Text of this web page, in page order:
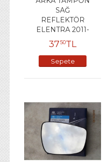
SAĞ
REFLEKTÖR
ELENTRA 2011-
3750TL
Sepete